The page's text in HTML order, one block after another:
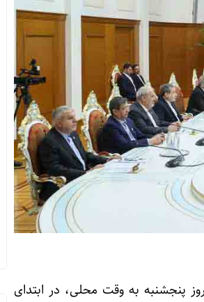
پنجشنبه به وقت محلی، در ابتدای